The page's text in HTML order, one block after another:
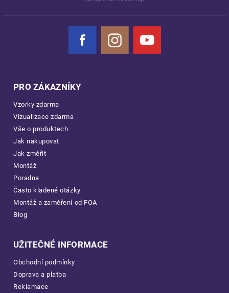
Facebook Instagram YouTube
PRO ZÁKAZNÍKY
Vzorky zdarma
Vizualizace zdarma
Vše o produktech
Jak nakupovat
Jak změřit
Montáž
Poradna
Často kladené otázky
Montáž a zaměření od FOA
Blog
UŽITEČNÉ INFORMACE
Obchodní podmínky
Doprava a platba
Reklamace